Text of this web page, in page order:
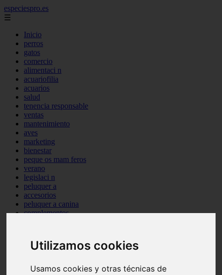
Utilizamos cookies
Usamos cookies y otras técnicas de
especiespro.es
☰
Inicio
perros
gatos
comercio
alimentaci n
acuariofilia
acuarios
salud
tenencia responsable
ventas
mantenimiento
aves
marketing
bienestar
peque os mam feros
verano
legislaci n
peluquer a
accesorios
peluquer a canina
complementos
protagonistas
reptiles
adopci n